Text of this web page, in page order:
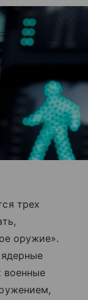
трех
оружие».
военные